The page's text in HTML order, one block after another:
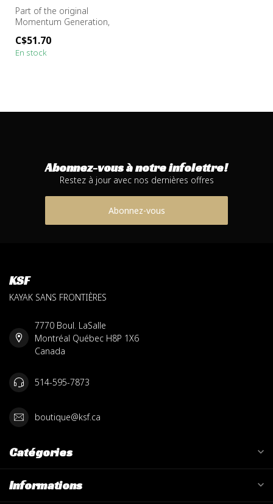
Part of the original
Momentum Generation,
standard for high...
C$51.70
En stock
Abonnez-vous à notre infolettre!
Restez à jour avec nos dernières offres
Abonnez-vous
KSF
KAYAK SANS FRONTIÈRES
7770 Boul. LaSalle
Montréal Québec H8P 1X6
Canada
514-595-7873
boutique@ksf.ca
Catégories
Informations